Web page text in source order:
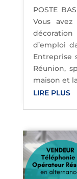
POSTE
Vous
d’emploi
Entreprise
Réunion,
maison et
LIRE PLUS